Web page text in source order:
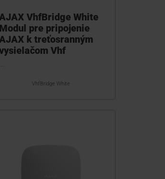
VhfBridge White
Modul pre pripojenie
k treťosranným
Vhf
...
VhfBridge White